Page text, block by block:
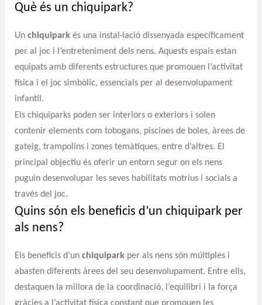
Què és un chiquipark?
Un chiquiparkés una instal·lació dissenyada específicament
per al joc i l’entreteniment dels nens. Aquests espais estan
equipats amb diferents estructures que promouen l’activitat
física i el joc simbòlic, essencials per al desenvolupament
infantil.
Els chiquiparks poden ser interiors o exteriors i solen
contenir elements com tobogans, piscines de boles, àrees de
gateig, trampolins i zones temàtiques, entre d’altres. El
principal objectiu és oferir un entorn segur on els nens
puguin desenvolupar les seves habilitats motrius i socials a
través del joc.
Quins són els beneficis d’un chiquipark per
als nens?
Els beneficis d’un chiquiparkper als nens són múltiples i
abasten diferents àrees del seu desenvolupament. Entre ells,
destaquen la millora de la coordinació, l’equilibri i la força